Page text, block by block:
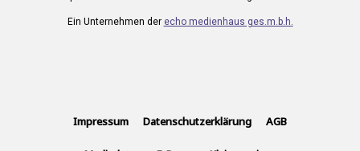
Ein Unternehmen der echo medienhaus ges.m.b.h.
Impressum Datenschutzerklärung AGB